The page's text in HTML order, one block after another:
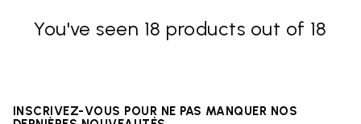
You've seen 18 products out of 18
INSCRIVEZ-VOUS POUR NE PAS MANQUER NOS